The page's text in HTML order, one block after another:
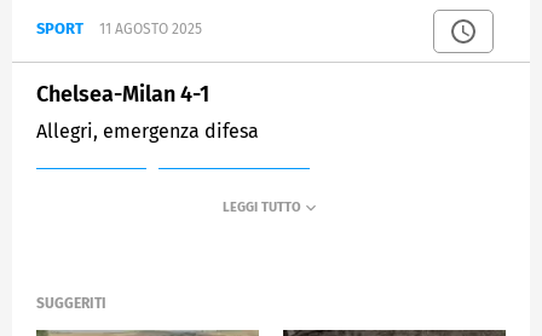
SPORT 11 AGOSTO 2025
Chelsea-Milan 4-1
Allegri, emergenza difesa
SUGGERITI